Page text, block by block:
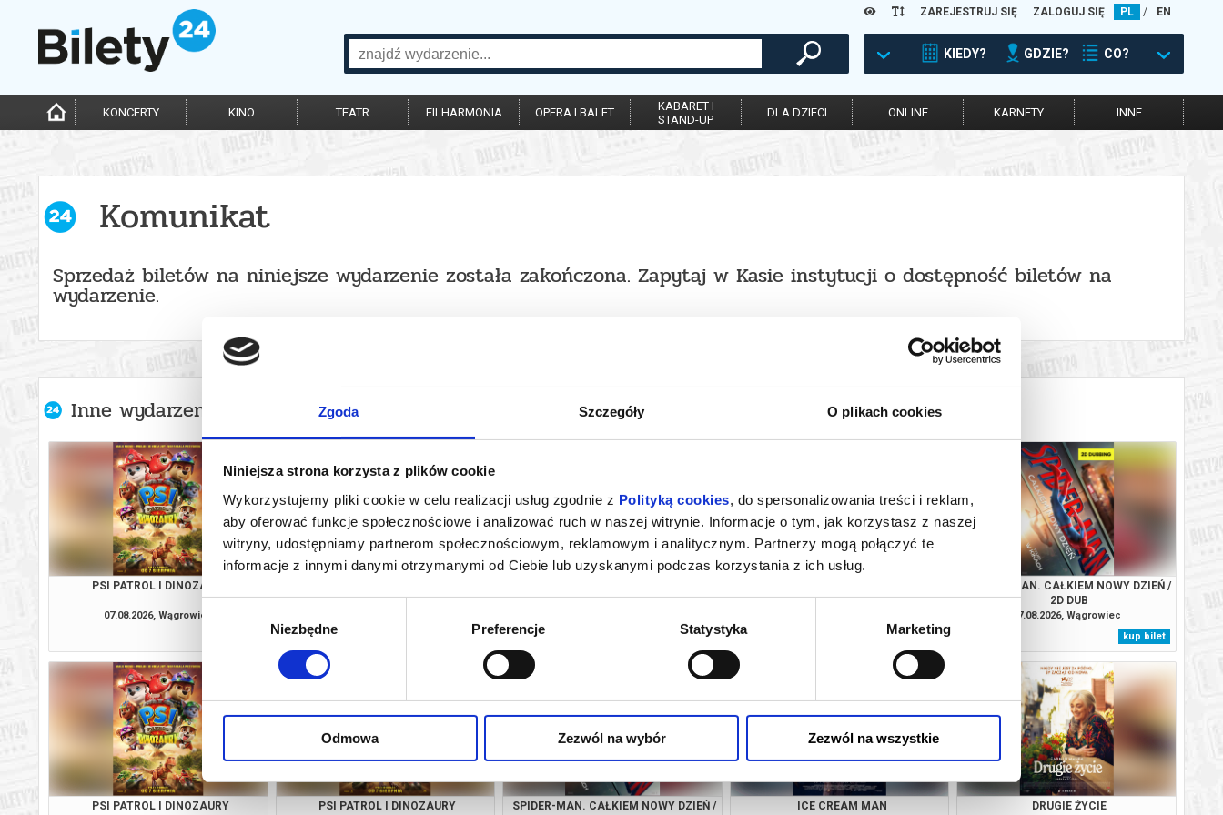
Zgoda Szczegóły O plikach cookies
Niniejsza strona korzysta z plików cookie
Wykorzystujemy pliki cookie w celu realizacji usług zgodnie z Polityką cookies, do spersonalizowania treści i reklam,
aby oferować funkcje społecznościowe i analizować ruch w naszej witrynie. Informacje o tym, jak korzystasz z naszej
witryny, udostępniamy partnerom społecznościowym, reklamowym i analitycznym. Partnerzy mogą połączyć te
informacje z innymi danymi otrzymanymi od Ciebie lub uzyskanymi podczas korzystania z ich usług.
Niezbędne Preferencje Statystyka Marketing
Odmowa Zezwól na wybór Zezwól na wszystkie
ZAREJESTRUJ SIĘ ZALOGUJ SIĘ PL / EN
KIEDY? GDZIE? CO?
KONCERTY KINO TEATR FILHARMONIA OPERA I BALET
KABARET I
STAND-UP
DLA DZIECI ONLINE KARNETY INNE
Komunikat
Sprzedaż biletów na niniejsze wydarzenie została zakończona. Zapytaj w Kasie instytucji o dostępność biletów na
wydarzenie.
Inne wydarzenia organizatora
PSI PATROL I DINOZAURY
07.08.2026, Wągrowiec
3D NAP
kup bilet
kup bilet
kup bilet
SPIDER-MAN. CAŁKIEM NOWY DZIEŃ /
2D DUB
07.08.2026, Wągrowiec
kup bilet
PSI PATROL I DINOZAURY PSI PATROL I DINOZAURY
SPIDER-MAN. CAŁKIEM NOWY DZIEŃ /
ICE CREAM MAN DRUGIE ŻYCIE